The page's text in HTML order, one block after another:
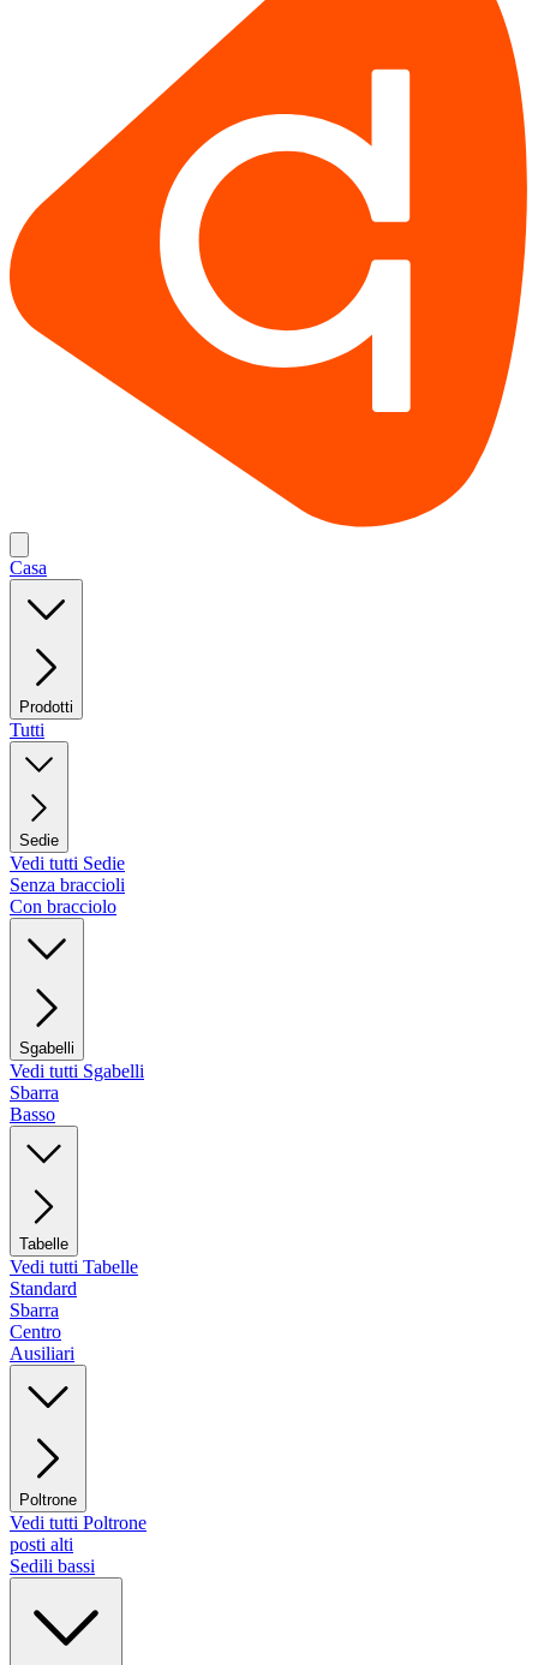
Casa
Prodotti
Tutti
Sedie
Vedi tutti Sedie
Senza braccioli
Con bracciolo
Sgabelli
Vedi tutti Sgabelli
Sbarra
Basso
Tabelle
Vedi tutti Tabelle
Standard
Sbarra
Centro
Ausiliari
Poltrone
Vedi tutti Poltrone
posti alti
Sedili bassi